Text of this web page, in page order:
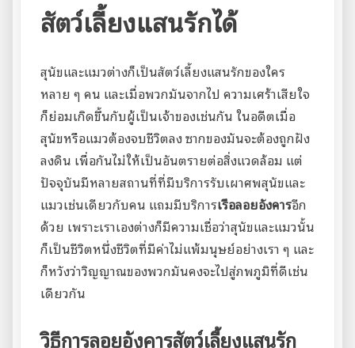
สัตว์เลี้ยงแสนรักได้
สุนัขและแมวต่างก็เป็นสัตว์เลี้ยงแสนรักของใคร
หลาย ๆ คน และเมื่อพวกมันจากไป ความเศร้าเสียใจ
ก็ย่อมเกิดขึ้นกับผู้เป็นเจ้าของเช่นกัน ในอดีตเมื่อ
สุนัขหรือแมวต้องจบชีวิตลง ซากของมันจะต้องถูกฝัง
ลงดิน เพื่อกันไม่ให้เป็นอันตรายต่อสิ่งแวดล้อม แต่
ปัจจุบันมีหลายสถานที่ที่มีบริการรับเผาศพสุนัขและ
แมวเช่นเดียวกับคน แถมมีบริการเรือลอยอังคารอีก
ด้วย เพราะเราเองต่างก็มีความเชื่อว่าสุนัขและแมวนั้น
ก็เป็นชีวิตหนึ่งชีวิตที่มีค่าไม่แพ้มนุษย์อย่างเรา ๆ และ
ก็หวังว่าวิญญาณของพวกมันคงจะไปสู่ภพภูมิที่ดีเช่น
เดียวกัน
วิธีการลอยอังคารสัตว์เลี้ยงแสนรัก